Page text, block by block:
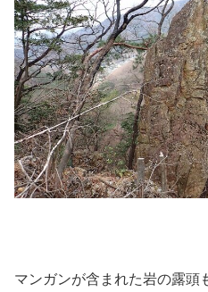
マンガンが含まれた岩の露頭